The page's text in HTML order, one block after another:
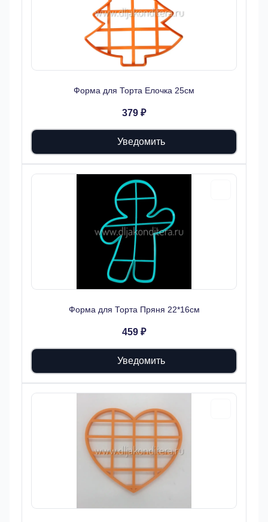
Форма для Торта Елочка 25см
379 ₽
Уведомить
Форма для Торта Пряня 22*16см
459 ₽
Уведомить